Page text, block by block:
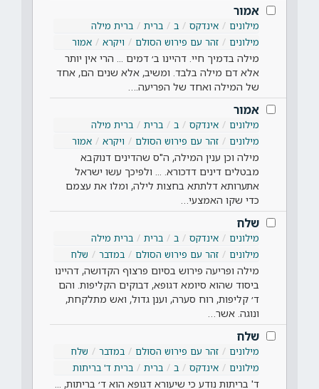
אמור
מילונים אינדקס ב ברית
ברית מילה
מילונים
זהר עם פירוש הסולם ויקרא אמור
מילה בדמיך חיי. דהיינו ב׳ דמים ... הרי אין יותר
אלא דם מילה בלבד. ומשיב, אלא שנים הם, אחד
של המילה ואחד של הפריעה.…
אמור
מילונים אינדקס ב ברית
ברית מילה
מילונים
זהר עם פירוש הסולם ויקרא אמור
מילה וכן ענין המילה, ה"ס שהדינים דנוקבא
מבטלים דינים דדכורא. ... ולפיכך עשו ישראל
אתערותא דלתתא בחצות לילה, ומלו את עצמם
כדי שקו האמצעי…
שלח
מילונים אינדקס ב ברית
ברית מילה
מילונים
זהר עם פירוש הסולם במדבר שלח
מילה ופריעה פירוש בסיום פרצוף הקדושה, דהיינו
ביסוד שהוא סיומא דגופא, דבוקים הקליפות. והם
ד׳ קליפות, רוח סערה, וענן גדול, ואש מתלקחת,
ונוגה. אשר…
שלח
מילונים זהר עם פירוש הסולם במדבר
שלח
מילונים
אינדקס ב ברית ברית ד' בריתות
ד' בריתות נודע כי שיעורא דגופא הוא ד׳ בריתות, ...